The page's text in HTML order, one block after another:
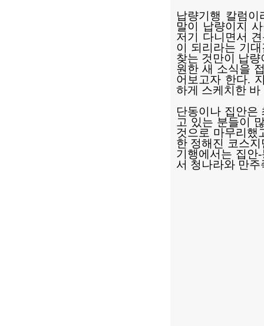
납량기행 칼럼
말이 납량이지
저기 다니면서
이 되리라는 기
찾는 것만이 납
원한 새 소식을
어보고자 한다.
하게 스케치한
단동이나 집안은
고 있는 분들이
것으로 마무리했
한 정해진 코스
기행에서는 집안
서 청나라와 만